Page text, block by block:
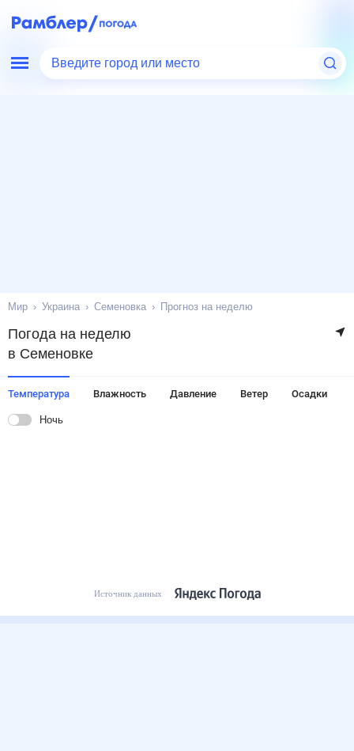
Введите город или место
Мир Украина Семеновка Прогноз на неделю
Погода на неделю
в Семеновке
Температура Влажность Давление Ветер Осадки
Ночь
Источник данных